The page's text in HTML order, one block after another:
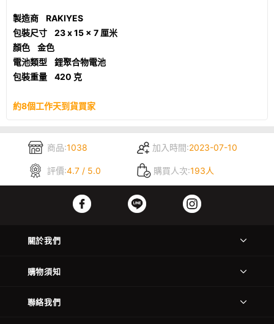
製造商 RAKIYES
包裝尺寸 23 x 15 x 7 厘米
顏色 金色
電池類型 鋰聚合物電池
包裝重量 420 克
約8個工作天到貨買家
商品:1038 加入時間:2023-07-10
評價:4.7 / 5.0 購買人次:193人
關於我們
購物須知
聯絡我們